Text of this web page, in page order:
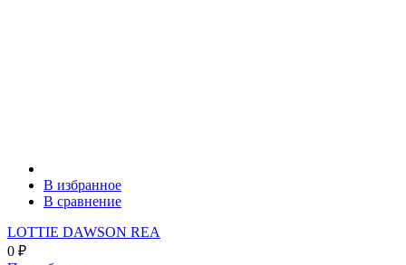
В избранное
В сравнение
LOTTIE DAWSON REA
0 ₽